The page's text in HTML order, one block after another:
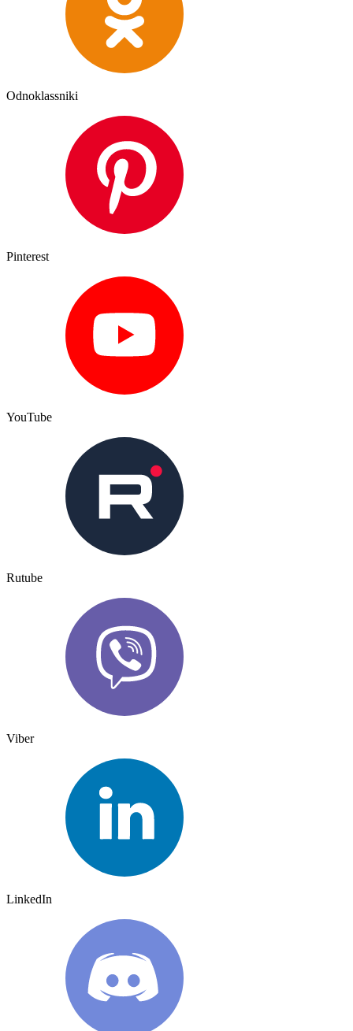
Odnoklassniki
Pinterest
YouTube
Rutube
Viber
LinkedIn